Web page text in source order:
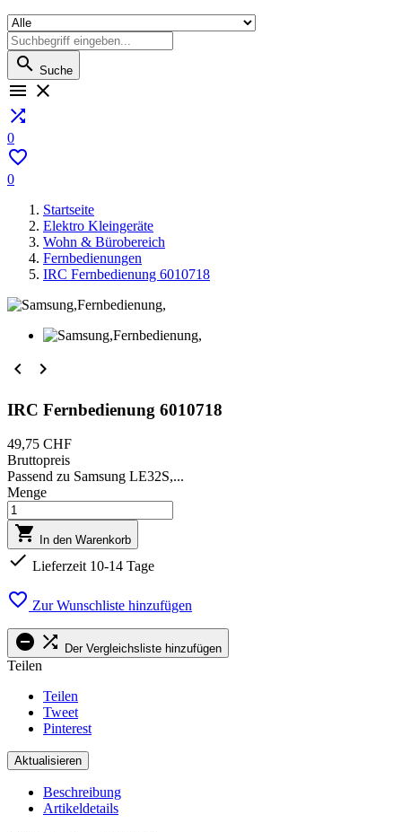
 Suche
 

0

0
Startseite
Elektro Kleingeräte
Wohn & Bürobereich
Fernbedienungen
IRC Fernbedienung 6010718
 
IRC Fernbedienung 6010718
49,75 CHF
Bruttopreis
Passend zu Samsung LE32S,...
Menge
 In den Warenkorb
 Lieferzeit 10-14 Tage
 Zur Wunschliste hinzufügen
  Der Vergleichsliste hinzufügen
Teilen
Teilen
Tweet
Pinterest
Beschreibung
Artikeldetails